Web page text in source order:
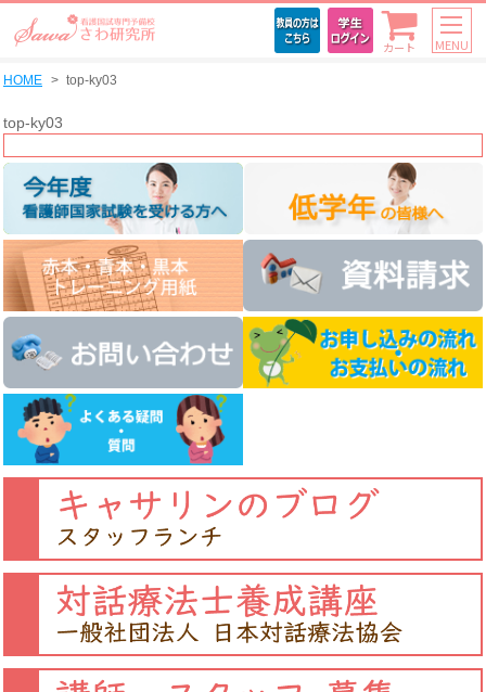
カート MENU
HOME top-ky03
top-ky03